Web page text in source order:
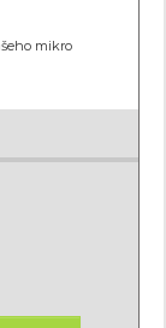
mikro